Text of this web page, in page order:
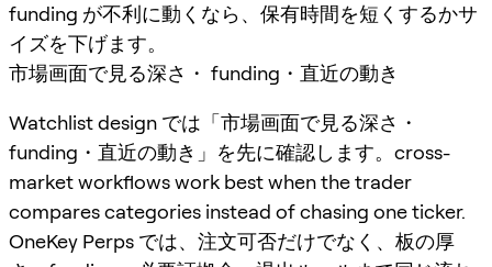
funding が不利に動くなら、保有時間を短くするかサ
イズを下げます。
市場画面で見る深さ・ funding・直近の動き
Watchlist design では「市場画面で見る深さ・
funding・直近の動き」を先に確認します。cross-
market workflows work best when the trader
compares categories instead of chasing one ticker.
OneKey Perps では、注文可否だけでなく、板の厚